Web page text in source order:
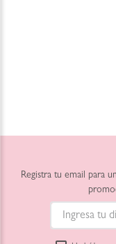
Registra tu email para